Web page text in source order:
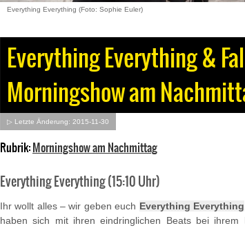
Everything Everything (Foto: Sophie Euler)
Everything Everything &
Morningshow am
▷ Letzte Änderung: 2015-11-30
Rubrik:Morningshow am Nachmittag
Everything Everything (15:10 Uhr)
Ihr wollt alles – wir geben euch Everything Everything
haben sich mit ihren eindringlichen Beats bei ihrem